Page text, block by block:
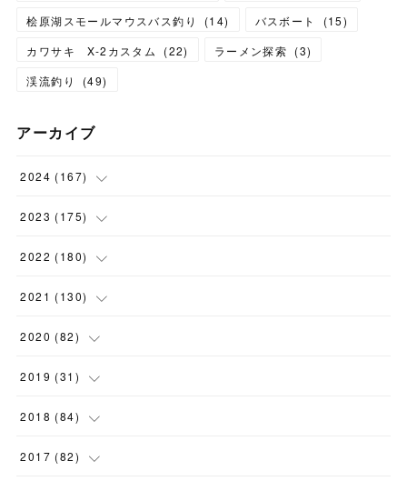
桧原湖スモールマウスバス釣り
(14) バスボート (15)
カワサキ X-2カスタム
(22) ラーメン探索 (3)
渓流釣り
(49)
アーカイブ
2024 (167)
(11)
(24)
(23)
( 23
2023 (175)
(12)
(18)
(16
( 15
2022 (180)
(17)
(15
(23
( 14
2021 (130)
(10
(4 )
( 16
( 11
2020 (82)
(21
(8 )
(8)
2019 (31 )
(1)
(3)
2018 (84)
(7)
2017 (82)